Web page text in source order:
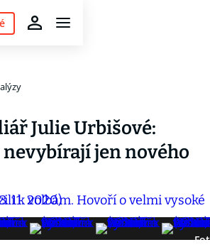
Julie Urbišové:
jen nového